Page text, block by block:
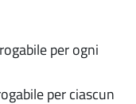
per ogni
per ciascun